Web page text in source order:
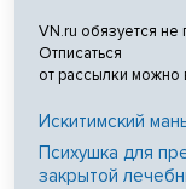
VN.ru обязуется не
Отписаться
от рассылки
Искитимский
Психушка для
закрытой